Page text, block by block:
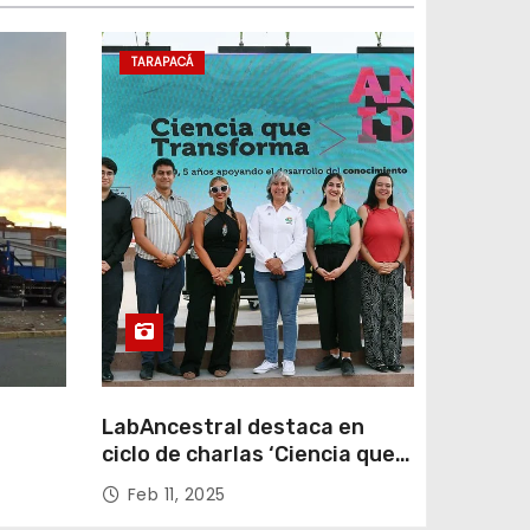
TARAPACÁ
LabAncestral destaca en
ciclo de charlas ‘Ciencia que
Transforma’ de ANID
Feb 11, 2025